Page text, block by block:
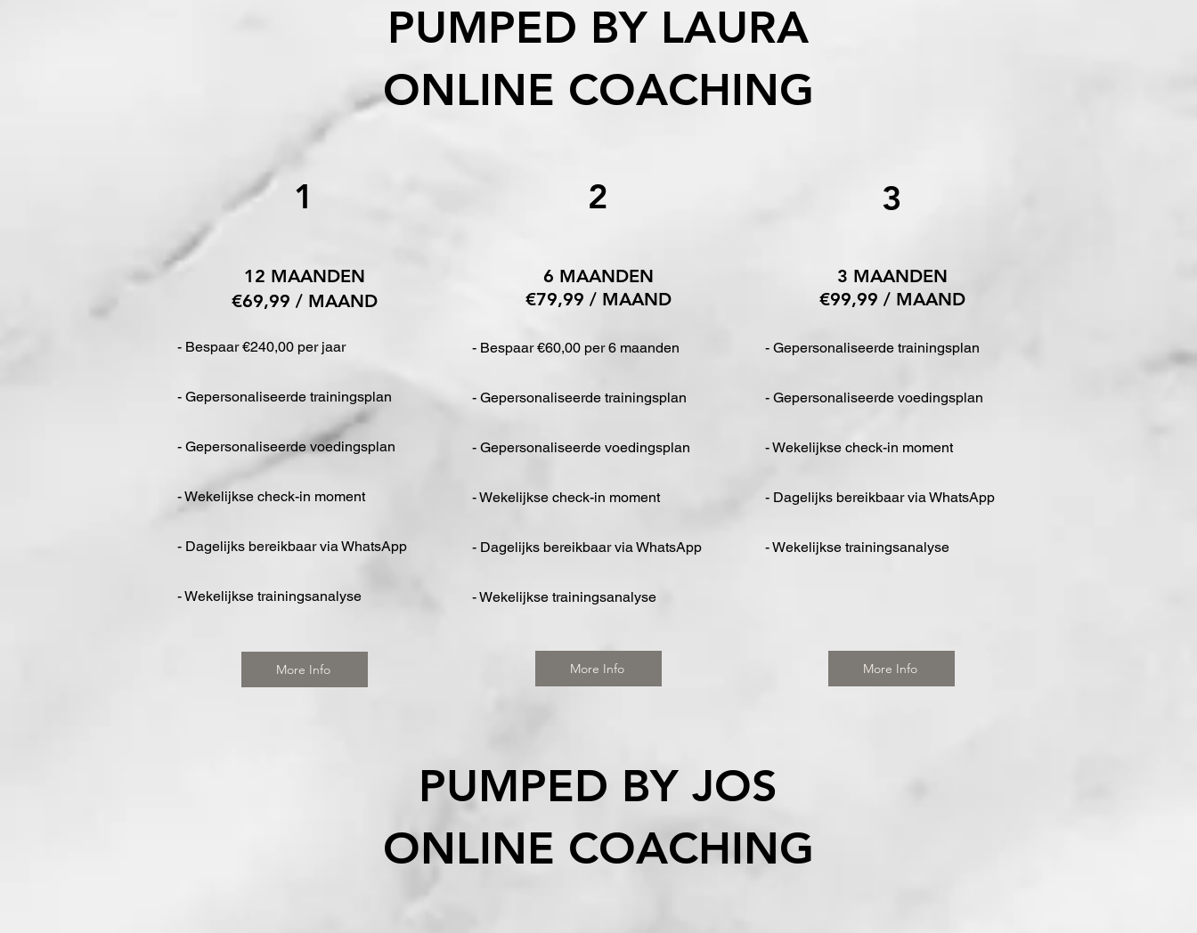
PUMPED BY LAURA
ONLINE COACHING
1
12 MAANDEN
€69,99 / MAAND
- Bespaar €240,00 per jaar
- Gepersonaliseerde trainingsplan
- Gepersonaliseerde voedingsplan
- Wekelijkse check-in moment
- Dagelijks bereikbaar via WhatsApp
- Wekelijkse trainingsanalyse
More Info
2
6 MAANDEN
€79,99 / MAAND
- Bespaar €60,00 per 6 maanden
- Gepersonaliseerde trainingsplan
- Gepersonaliseerde voedingsplan
- Wekelijkse check-in moment
- Dagelijks bereikbaar via WhatsApp
- Wekelijkse trainingsanalyse
More Info
3
3 MAANDEN
€99,99 / MAAND
- Gepersonaliseerde trainingsplan
- Gepersonaliseerde voedingsplan
- Wekelijkse check-in moment
- Dagelijks bereikbaar via WhatsApp
- Wekelijkse trainingsanalyse
More Info
PUMPED BY JOS
ONLINE COACHING